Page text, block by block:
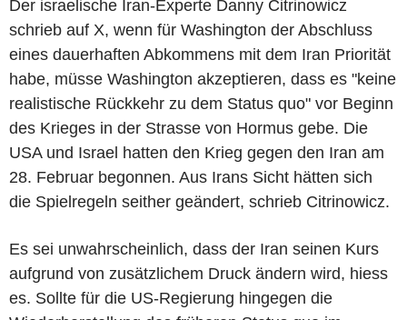
Der israelische Iran-Experte Danny Citrinowicz
schrieb auf X, wenn für Washington der Abschluss
eines dauerhaften Abkommens mit dem Iran Priorität
habe, müsse Washington akzeptieren, dass es "keine
realistische Rückkehr zu dem Status quo" vor Beginn
des Krieges in der Strasse von Hormus gebe. Die
USA und Israel hatten den Krieg gegen den Iran am
28. Februar begonnen. Aus Irans Sicht hätten sich
die Spielregeln seither geändert, schrieb Citrinowicz.
Es sei unwahrscheinlich, dass der Iran seinen Kurs
aufgrund von zusätzlichem Druck ändern wird, hiess
es. Sollte für die US-Regierung hingegen die